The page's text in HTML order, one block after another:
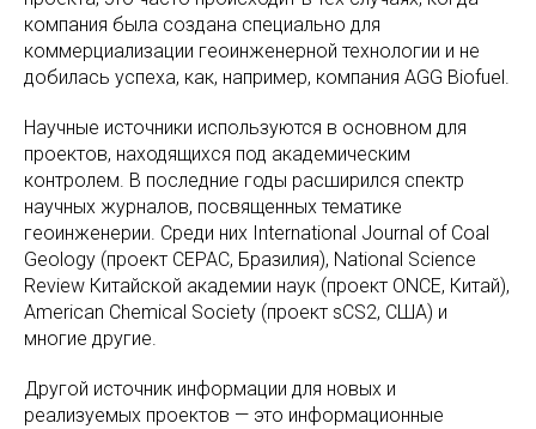
компания была создана специально для
коммерциализации геоинженерной технологии и не
добилась успеха, как, например, компания AGG Biofuel.
Научные источники используются в основном для
проектов, находящихся под академическим
контролем. В последние годы расширился спектр
научных журналов, посвященных тематике
геоинженерии. Среди них International Journal of Coal
Geology (проект CEPAC, Бразилия), National Science
Review Китайской академии наук (проект ONCE, Китай),
American Chemical Society (проект sCS2, США) и
многие другие.
Другой источник информации для новых и
реализуемых проектов — это информационные